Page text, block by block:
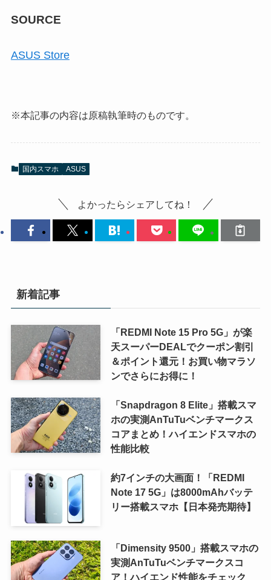
SOURCE
ASUS Store
※本記事の内容は原稿執筆時のものです。
国内スマホ ASUS
よかったらシェアしてね！
新着記事
「REDMI Note 15 Pro 5G」が楽
天スーパーDEALでクーポン割引
＆ポイント還元！お買い物マラソ
ンでさらにお得に！
「Snapdragon 8 Elite」搭載スマ
ホの実測AnTuTuベンチマークス
コアまとめ！ハイエンドスマホの
性能比較
約7インチの大画面！「REDMI
Note 17 5G」は8000mAhバッテ
リー搭載スマホ【日本発売期待】
「Dimensity 9500」搭載スマホの
実測AnTuTuベンチマークスコ
ア！ハイエンド性能をチェック